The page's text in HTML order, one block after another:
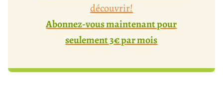
découvrir!
Abonnez-vous maintenant pour
seulement 3€ par mois